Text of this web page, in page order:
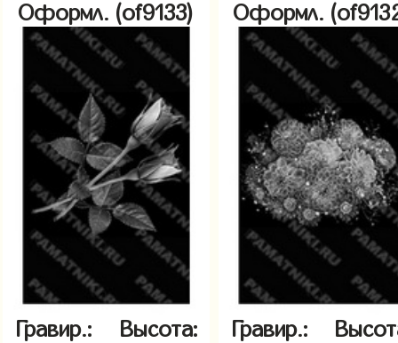
Оформл. (of9133)
Гравир.: Высота:
Оформл.
Гравир.: